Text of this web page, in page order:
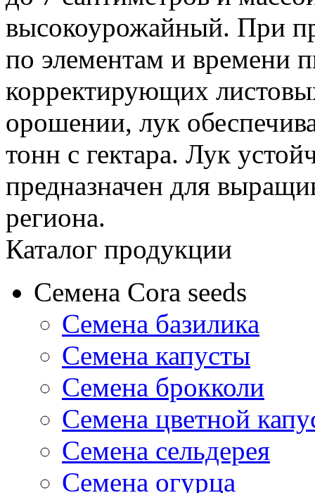
высокоурожайный. При
по элементам и времени
корректирующих
орошении, лук
тонн с гектара. Лук
предназначен для
региона.
Каталог продукции
Семена Cora seeds
Семена базилика
Семена капусты
Семена брокколи
Семена цветной
Семена сельдерея
Семена огурца